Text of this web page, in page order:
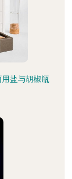
盐与胡椒瓶